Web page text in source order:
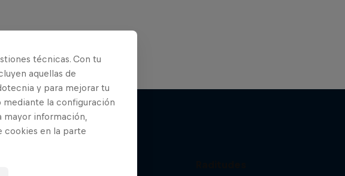
técnicas. Con tu
aquellas de
y para mejorar tu
la configuración
información,
cookies en la parte